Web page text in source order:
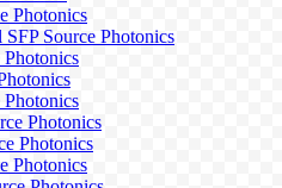
Photonics
Source Photonics
Photonics
Photonics
Photonics
Photonics